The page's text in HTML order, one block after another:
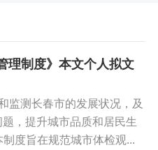
关通知。
理制度》本文个人拟文
监测长春市的发展状况，及
，提升城市品质和居民生
度旨在规范城市体检观...